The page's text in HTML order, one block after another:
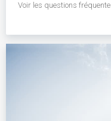
Voir les questions